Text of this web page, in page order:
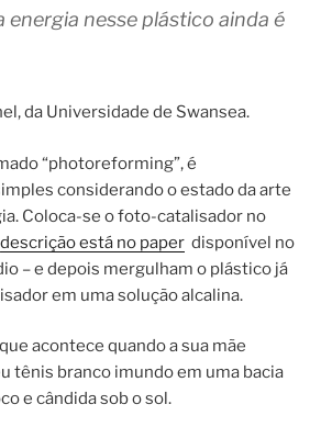
energia nesse plástico ainda é
da Universidade de Swansea.
“photoreforming”, é
considerando o estado da arte
Coloca-se o foto-catalisador no
descrição está no paper disponível no
– e depois mergulham o plástico já
em uma solução alcalina.
acontece quando a sua mãe
tênis branco imundo em uma bacia
e cândida sob o sol.